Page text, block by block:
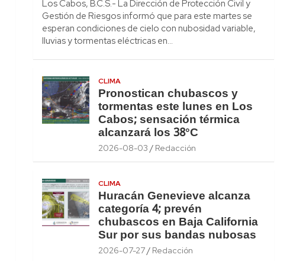
Los Cabos, B.C.S.- La Dirección de Protección Civil y
Gestión de Riesgos informó que para este martes se
esperan condiciones de cielo con nubosidad variable,
lluvias y tormentas eléctricas en…
CLIMA
Pronostican chubascos y
tormentas este lunes en Los
Cabos; sensación térmica
alcanzará los 38°C
2026-08-03 Redacción
CLIMA
Huracán Genevieve alcanza
categoría 4; prevén
chubascos en Baja California
Sur por sus bandas nubosas
2026-07-27 Redacción